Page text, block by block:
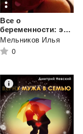
Все о
беременности: этапы
Мельников Илья
0